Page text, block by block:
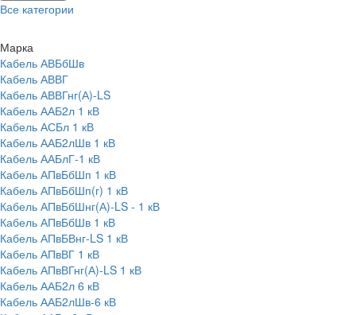
Все категории
Марка
Кабель АВБбШв
Кабель АВВГ
Кабель АВВГнг(А)-LS
Кабель ААБ2л 1 кВ
Кабель АСБл 1 кВ
Кабель ААБ2лШв 1 кВ
Кабель ААБлГ-1 кВ
Кабель АПвБбШп 1 кВ
Кабель АПвБбШп(г) 1 кВ
Кабель АПвБбШнг(А)-LS - 1 кВ
Кабель АПвБбШв 1 кВ
Кабель АПвБВнг-LS 1 кВ
Кабель АПвВГ 1 кВ
Кабель АПвВГнг(А)-LS 1 кВ
Кабель ААБ2л 6 кВ
Кабель ААБ2лШв-6 кВ